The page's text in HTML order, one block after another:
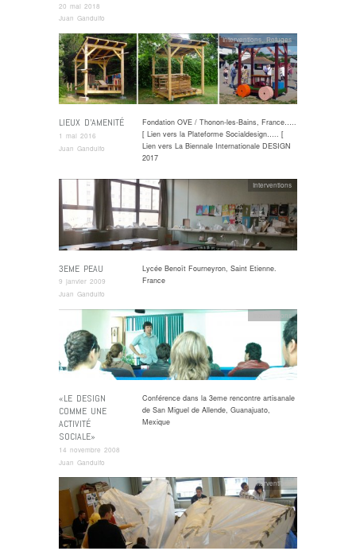
20 mai 2018
Juan Gandulfo
LIEUX D’AMENITÉ
1 mai 2016
Juan Gandulfo
Interventions ,Refuges
Fondation OVE / Thonon-les-Bains, France…..
[ Lien vers la Plateforme Socialdesign….. [
Lien vers La Biennale Internationale DESIGN
2017
3EME PEAU
9 janvier 2009
Juan Gandulfo
Interventions
Lycée Benoît Fourneyron, Saint Etienne.
France
«LE DESIGN
COMME UNE
ACTIVITÉ
SOCIALE»
14 novembre 2008
Juan Gandulfo
Interventions
Conférence dans la 3eme rencontre artisanale
de San Miguel de Allende, Guanajuato,
Mexique
Interventions